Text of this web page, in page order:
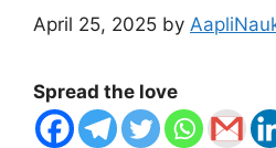
April 25, 2025 by
Spread the love